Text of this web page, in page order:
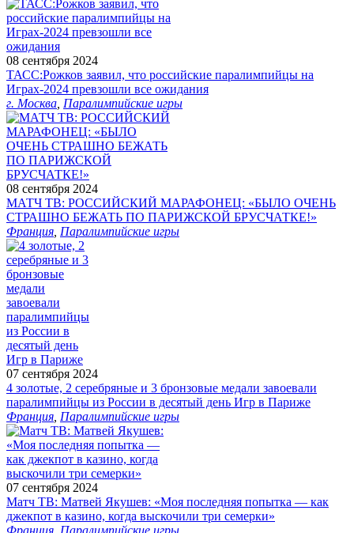
08 сентября 2024
ТАСС:Рожков заявил, что российские паралимпийцы на
Играх-2024 превзошли все ожидания
г. Москва Паралимпийские игры
08 сентября 2024
МАТЧ ТВ: РОССИЙСКИЙ МАРАФОНЕЦ: «БЫЛО ОЧЕНЬ
СТРАШНО БЕЖАТЬ ПО ПАРИЖСКОЙ БРУСЧАТКЕ!»
Франция Паралимпийские игры
07 сентября 2024
4 золотые, 2 серебряные и 3 бронзовые медали завоевали
паралимпийцы из России в десятый день Игр в Париже
Франция Паралимпийские игры
07 сентября 2024
Матч ТВ: Матвей Якушев: «Моя последняя попытка — как
джекпот в казино, когда выскочили три семерки»
Франция Паралимпийские игры